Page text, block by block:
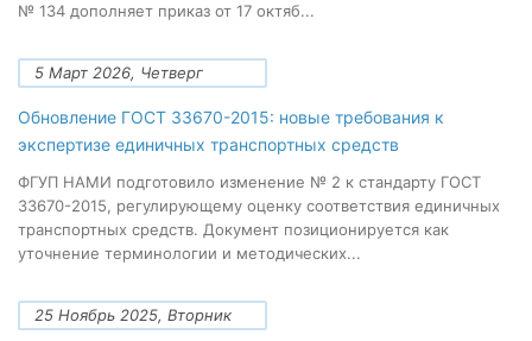
№ 134 дополняет приказ от 17 октяб...
5 Март 2026, Четверг
Обновление ГОСТ 33670-2015: новые требования к
экспертизе единичных транспортных средств
ФГУП НАМИ подготовило изменение № 2 к стандарту ГОСТ
33670-2015, регулирующему оценку соответствия единичных
транспортных средств. Документ позиционируется как
уточнение терминологии и методических...
25 Ноябрь 2025, Вторник